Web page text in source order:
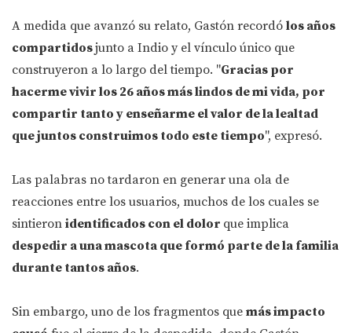
A medida que avanzó su relato, Gastón recordó los años
compartidosjunto a Indio y el vínculo único que
construyeron a lo largo del tiempo. "Gracias por
hacerme vivir los 26 años más lindos de mi vida, por
compartir tanto y enseñarme el valor de la lealtad
que juntos construimos todo este tiempo", expresó.
Las palabras no tardaron en generar una ola de
reacciones entre los usuarios, muchos de los cuales se
sintieron identificados con el dolor que implica
despedir a una mascota que formó parte de la familia
durante tantos años.
Sin embargo, uno de los fragmentos que más impacto